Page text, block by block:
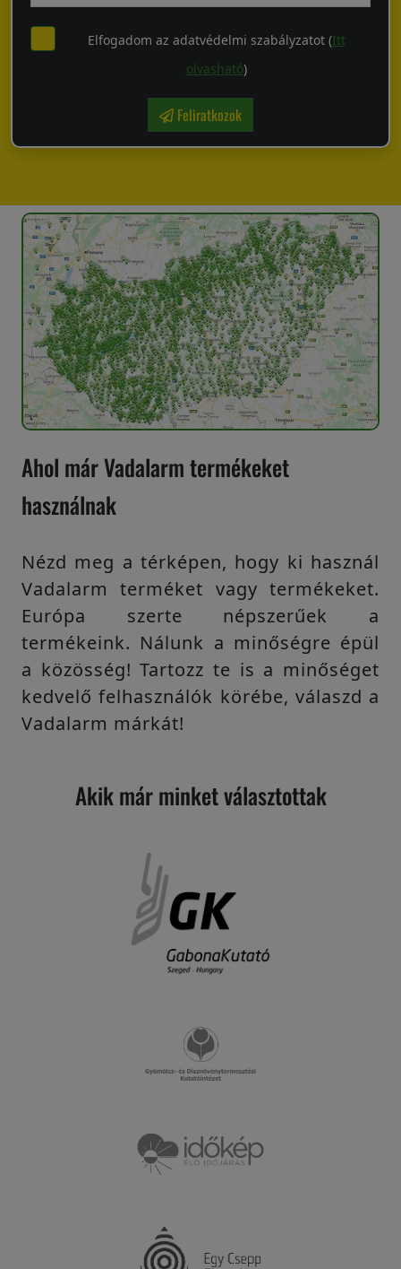
Elfogadom az adatvédelmi szabályzatot (Itt
olvasható)
Feliratkozok
Ahol már Vadalarm termékeket
használnak
Nézd meg a térképen, hogy ki használ
Vadalarm terméket vagy termékeket.
Európa szerte népszerűek a
termékeink. Nálunk a minőségre épül
a közösség! Tartozz te is a minőséget
kedvelő felhasználók körébe, válaszd a
Vadalarm márkát!
Akik már minket választottak